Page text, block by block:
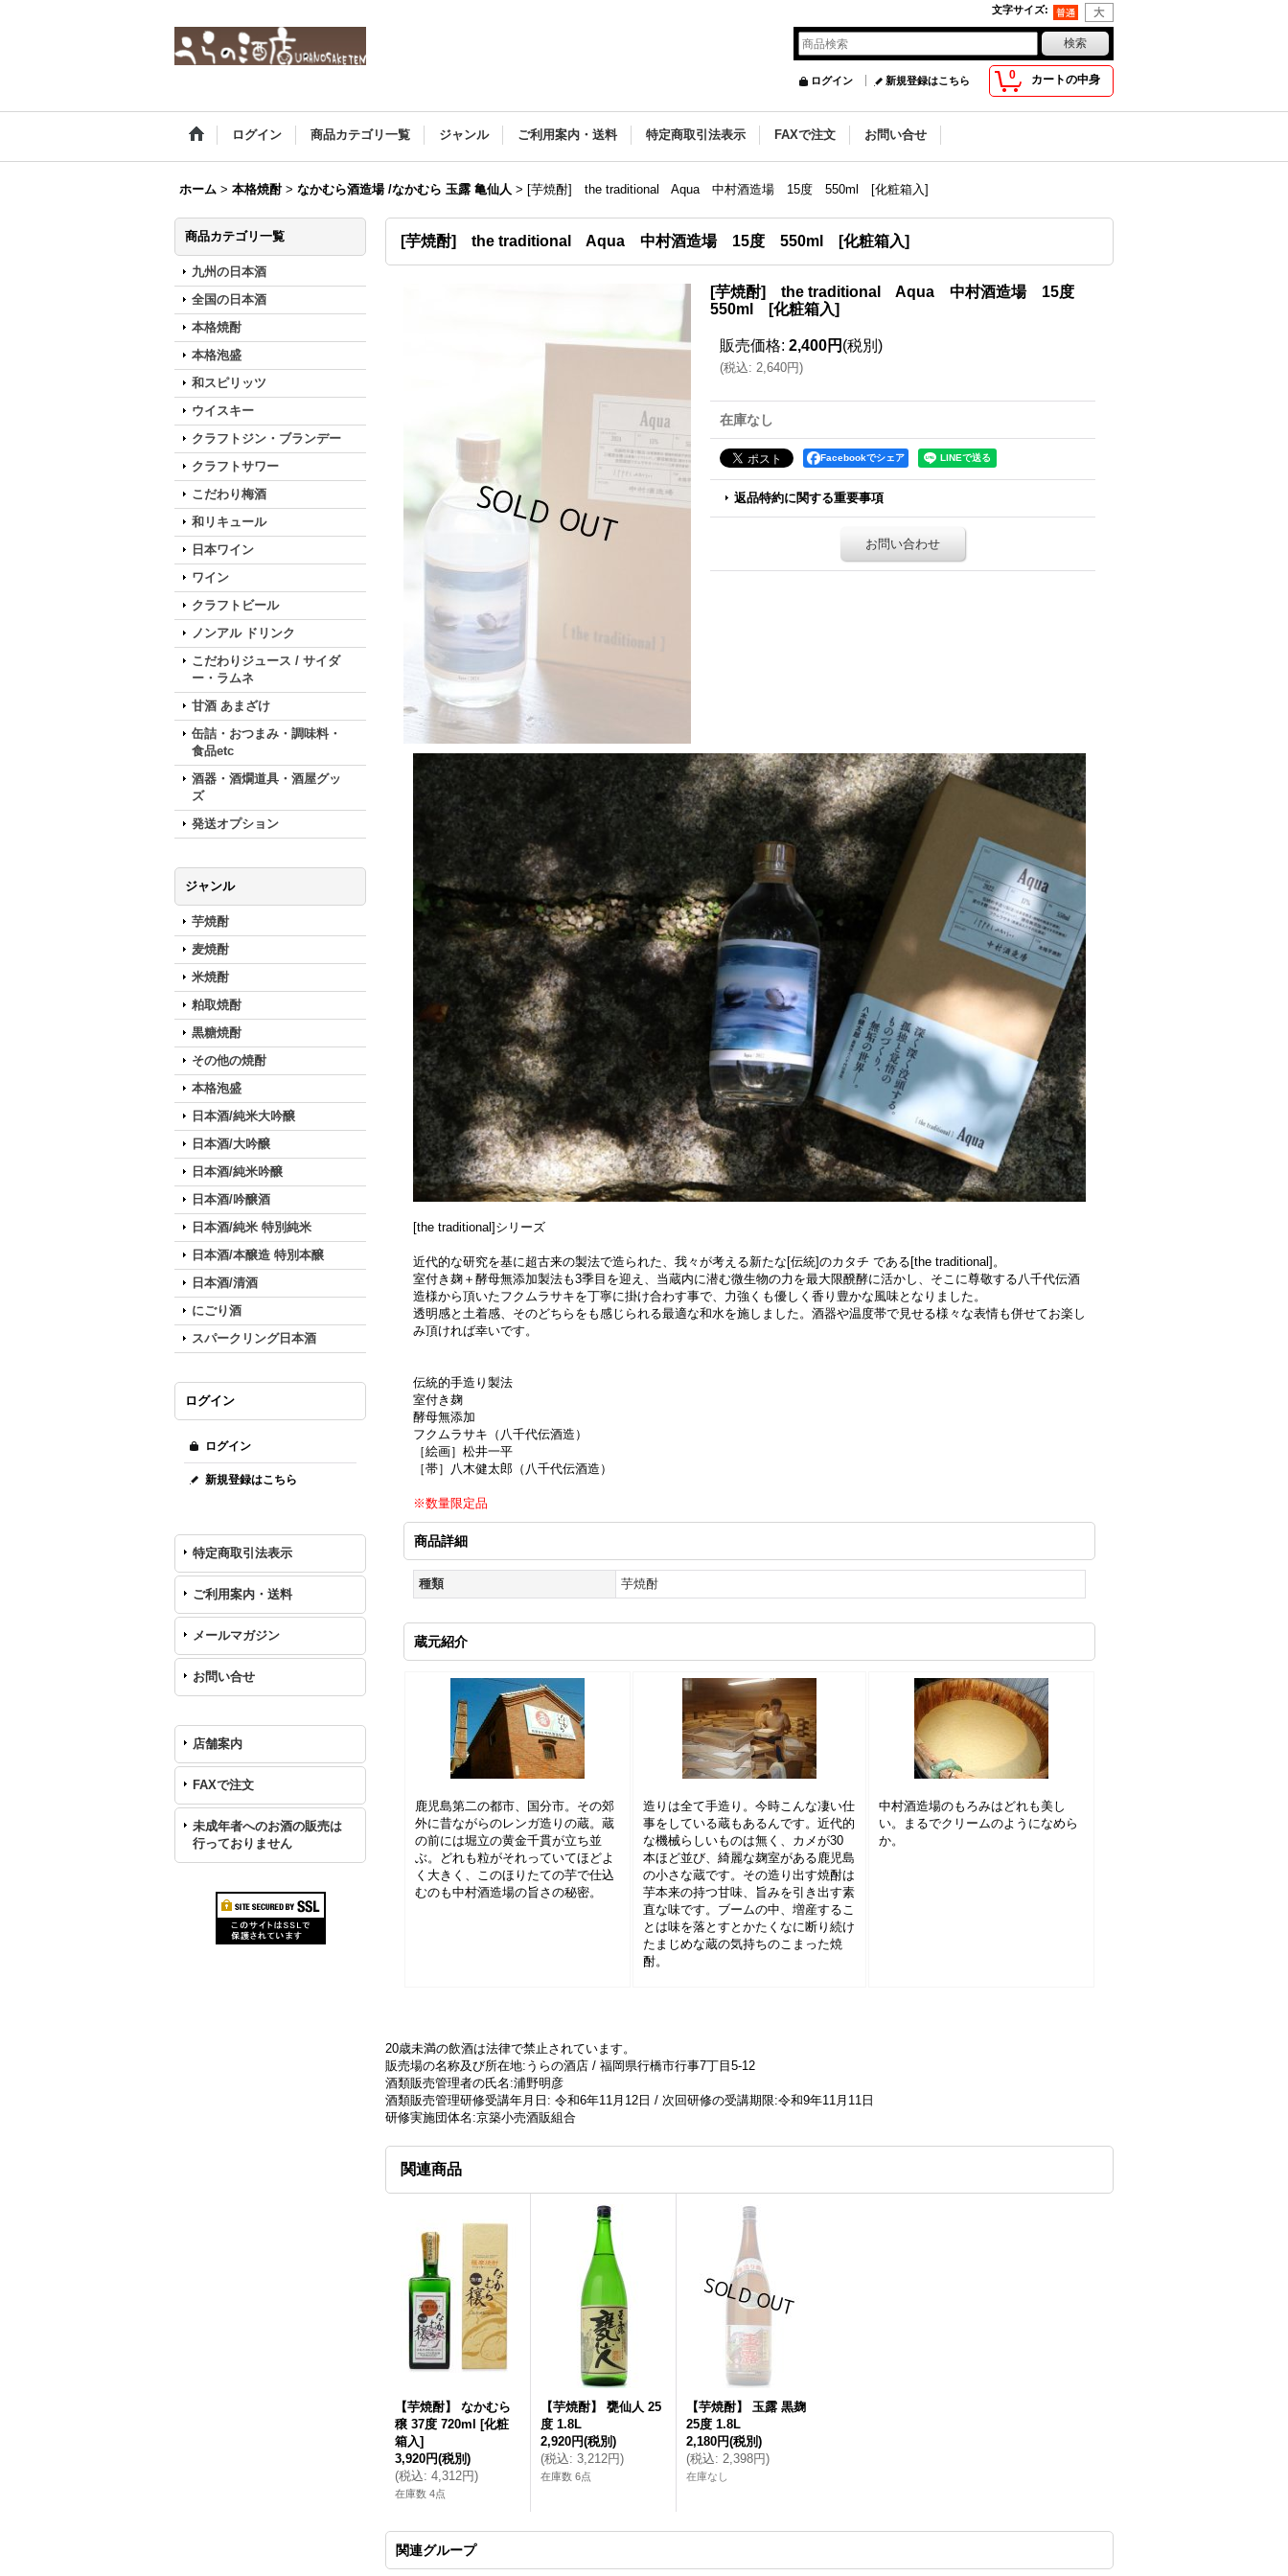
文字サイズ:
0 カートの中身
ログイン 新規登録はこちら
ログイン 商品カテゴリ一覧 ジャンル ご利用案内・送料 特定商取引法表示 FAXで注文 お問い合せ
ホーム > 本格焼酎 > なかむら酒造場 /なかむら 玉露 亀仙人 > [芋焼酎] the traditional Aqua 中村酒造場 15度 550ml [化粧箱入]
商品カテゴリ一覧
九州の日本酒
全国の日本酒
本格焼酎
本格泡盛
和スピリッツ
ウイスキー
クラフトジン・ブランデー
クラフトサワー
こだわり梅酒
和リキュール
日本ワイン
ワイン
クラフトビール
ノンアル ドリンク
こだわりジュース / サイダ
ー・ラムネ
甘酒 あまざけ
缶詰・おつまみ・調味料・
食品etc
酒器・酒燗道具・酒屋グッ
ズ
発送オプション
ジャンル
芋焼酎
麦焼酎
米焼酎
粕取焼酎
黒糖焼酎
その他の焼酎
本格泡盛
日本酒/純米大吟醸
日本酒/大吟醸
日本酒/純米吟醸
日本酒/吟醸酒
日本酒/純米 特別純米
日本酒/本醸造 特別本醸
日本酒/清酒
にごり酒
スパークリング日本酒
ログイン
ログイン
新規登録はこちら
特定商取引法表示
ご利用案内・送料
メールマガジン
お問い合せ
店舗案内
FAXで注文
未成年者へのお酒の販売は
行っておりません
[芋焼酎] the traditional Aqua 中村酒造場 15度 550ml [化粧箱入]
[芋焼酎] the traditional Aqua 中村酒造場 15度
550ml [化粧箱入]
販売価格: 2,400円 (税別)
(税込: 2,640円)
在庫なし
Facebookでシェア
返品特約に関する重要事項
お問い合わせ
[the traditional]シリーズ
近代的な研究を基に超古来の製法で造られた、我々が考える新たな[伝統]のカタチ である[the traditional]。
室付き麹＋酵母無添加製法も3季目を迎え、当蔵内に潜む微生物の力を最大限醗酵に活かし、そこに尊敬する八千代伝酒
造様から頂いたフクムラサキを丁寧に掛け合わす事で、力強くも優しく香り豊かな風味となりました。
透明感と土着感、そのどちらをも感じられる最適な和水を施しました。酒器や温度帯で見せる様々な表情も併せてお楽し
み頂ければ幸いです。
伝統的手造り製法
室付き麹
酵母無添加
フクムラサキ（八千代伝酒造）
［絵画］松井一平
［帯］八木健太郎（八千代伝酒造）
※数量限定品
商品詳細
種類 芋焼酎
蔵元紹介
鹿児島第二の都市、国分市。その郊
外に昔ながらのレンガ造りの蔵。蔵
の前には堀立の黄金千貫が立ち並
ぶ。どれも粒がそれっていてほどよ
く大きく、このほりたての芋で仕込
むのも中村酒造場の旨さの秘密。
造りは全て手造り。今時こんな凄い仕
事をしている蔵もあるんです。近代的
な機械らしいものは無く、カメが30
本ほど並び、綺麗な麹室がある鹿児島
の小さな蔵です。その造り出す焼酎は
芋本来の持つ甘味、旨みを引き出す素
直な味です。ブームの中、増産するこ
とは味を落とすとかたくなに断り続け
たまじめな蔵の気持ちのこまった焼
酎。
中村酒造場のもろみはどれも美し
い。まるでクリームのようになめら
か。
20歳未満の飲酒は法律で禁止されています。
販売場の名称及び所在地:うらの酒店 / 福岡県行橋市行事7丁目5-12
酒類販売管理者の氏名:浦野明彦
酒類販売管理研修受講年月日: 令和6年11月12日 / 次回研修の受講期限:令和9年11月11日
研修実施団体名:京築小売酒販組合
関連商品
【芋焼酎】 なかむら
穣 37度 720ml [化粧
箱入]
3,920円(税別)
(税込: 4,312円)
在庫数 4点
【芋焼酎】 甕仙人 25
度 1.8L
2,920円(税別)
(税込: 3,212円)
在庫数 6点
【芋焼酎】 玉露 黒麹
25度 1.8L
2,180円(税別)
(税込: 2,398円)
在庫なし
関連グループ